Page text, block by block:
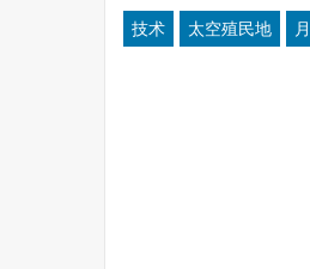
技术 太空殖民地 月